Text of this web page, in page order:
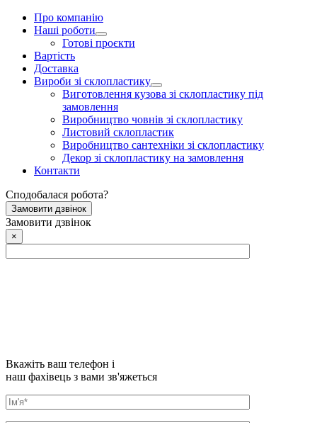
Про компанію
Наші роботи
Готові проєкти
Вартість
Доставка
Вироби зі склопластику
Виготовлення кузова зі склопластику під
замовлення
Виробництво човнів зі склопластику
Листовий склопластик
Виробництво сантехніки зі склопластику
Декор зі склопластику на замовлення
Контакти
Сподобалася робота?
Замовити дзвінок
Замовити дзвінок
×
Вкажіть ваш телефон і
наш фахівець з вами зв'яжеться